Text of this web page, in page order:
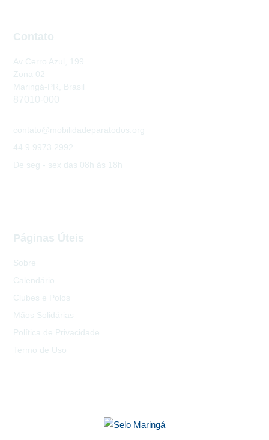
Páginas Úteis
Sobre
Calendário
Clubes e Polos
Mãos Solidárias
Política de Privacidade
Termo de Uso
Contato
Av Cerro Azul, 199
Zona 02
Maringá-PR, Brasil
87010-000
contato@mobilidadeparatodos.org
44 9 9973 2992
De seg - sex das 08h às 18h